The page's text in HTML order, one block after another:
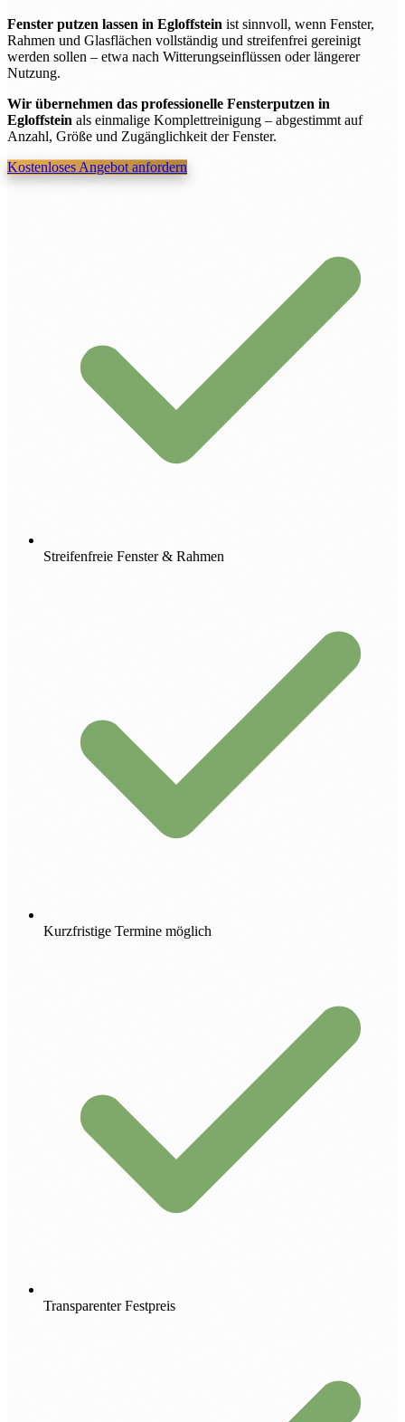
Fenster putzen lassen in Egloffstein ist sinnvoll, wenn Fenster,
Rahmen und Glasflächen vollständig und streifenfrei gereinigt
werden sollen – etwa nach Witterungseinflüssen oder längerer
Nutzung.
Wir übernehmen das professionelle Fensterputzen in
Egloffstein als einmalige Komplettreinigung – abgestimmt auf
Anzahl, Größe und Zugänglichkeit der Fenster.
Kostenloses Angebot anfordern
Streifenfreie Fenster & Rahmen
Kurzfristige Termine möglich
Transparenter Festpreis